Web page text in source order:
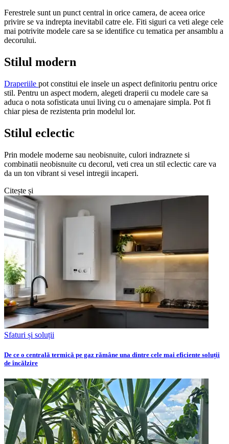
Ferestrele sunt un punct central in orice camera, de aceea orice
privire se va indrepta inevitabil catre ele. Fiti siguri ca veti alege cele
mai potrivite modele care sa se identifice cu tematica per ansamblu a
decorului.
Stilul modern
Draperiile pot constitui ele insele un aspect definitoriu pentru orice
stil. Pentru un aspect modern, alegeti draperii cu modele care sa
aduca o nota sofisticata unui living cu o amenajare simpla. Pot fi
chiar piesa de rezistenta prin modelul lor.
Stilul eclectic
Prin modele moderne sau neobisnuite, culori indraznete si
combinatii neobisnuite cu decorul, veti crea un stil eclectic care va
da un ton vibrant si vesel intregii incaperi.
Citește și
Sfaturi și soluții
De ce o centrală termică pe gaz rămâne una dintre cele mai eficiente soluții
de încălzire